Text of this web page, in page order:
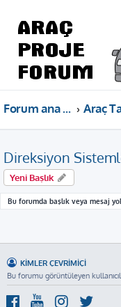
Forum ana sayfa
Direksiyon
Yeni Başlık
Bu forumda başlık veya mesaj
KIMLER ÇEVRIMIÇI
Bu forumu görüntüleyen